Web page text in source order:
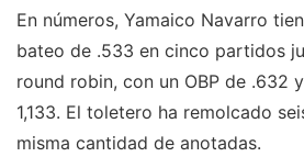
En números, Yamaico Navarro
bateo de .533 en cinco partidos
round robin, con un OBP de .632
1,133. El toletero ha remolcado
misma cantidad de anotadas.